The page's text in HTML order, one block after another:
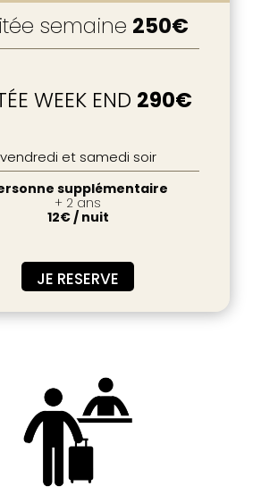
semaine 250€
WEEK END 290€
vendredi et samedi soir
supplémentaire
+ 2 ans
12€ / nuit
JE RESERVE